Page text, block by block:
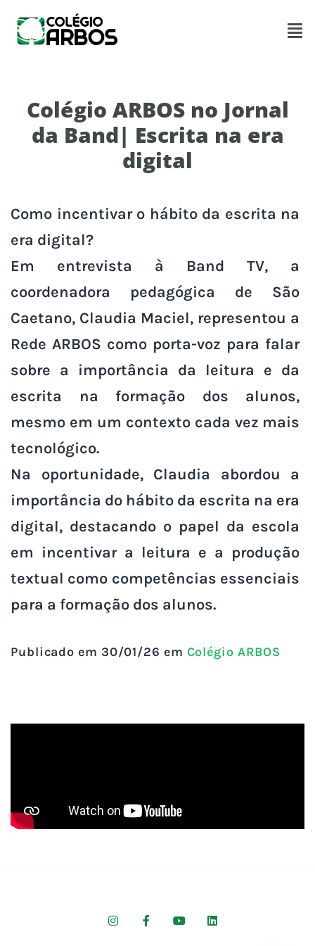
Colégio ARBOS no Jornal
da Band| Escrita na era
digital
Como incentivar o hábito da escrita na
era digital?
Em entrevista à Band TV, a
coordenadora pedagógica de São
Caetano, Claudia Maciel, representou a
Rede ARBOS como porta-voz para falar
sobre a importância da leitura e da
escrita na formação dos alunos,
mesmo em um contexto cada vez mais
tecnológico.
Na oportunidade, Claudia abordou a
importância do hábito da escrita na era
digital, destacando o papel da escola
em incentivar a leitura e a produção
textual como competências essenciais
para a formação dos alunos.
Publicado em 30/01/26 em Colégio ARBOS